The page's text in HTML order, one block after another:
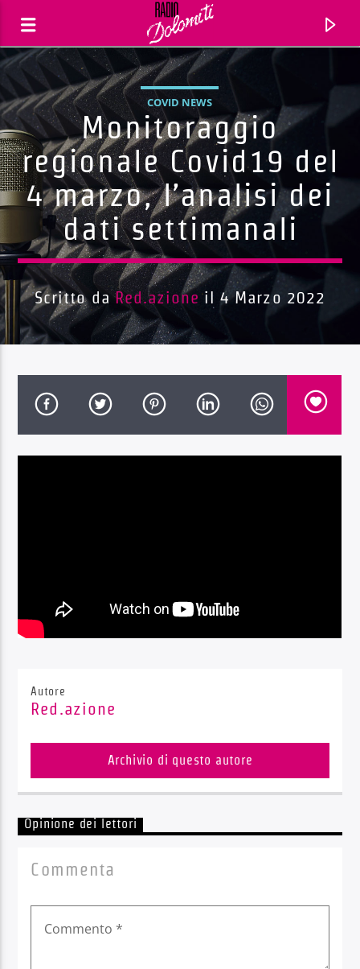
Traccia corrente
Titolo
Artista
COVID NEWS
Monitoraggio
regionale Covid19 del
4 marzo, l’analisi dei
dati settimanali
Scritto daRed.azione il 4 Marzo 2022
Autore
Red.azione
Archivio di questo autore
Opinione dei lettori
Commenta